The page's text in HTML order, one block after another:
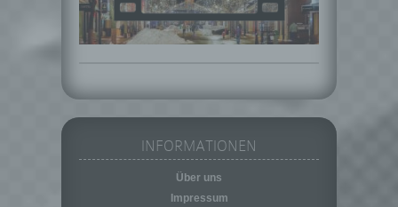
INFORMATIONEN
Über uns
Impressum
Einwilligung ist jede von der betroffenen
Person freiwillig für den bestimmten Fall in
informierter Weise und unmissverständlich
eindeutigen bestätigenden Handlung, mit der
die betroffene Person zu verstehen gibt, dass
sie mit der Verarbeitung der sie betreffenden
personenbezogenen Daten einverstanden
Name und Anschrift des für die Verarbeitung